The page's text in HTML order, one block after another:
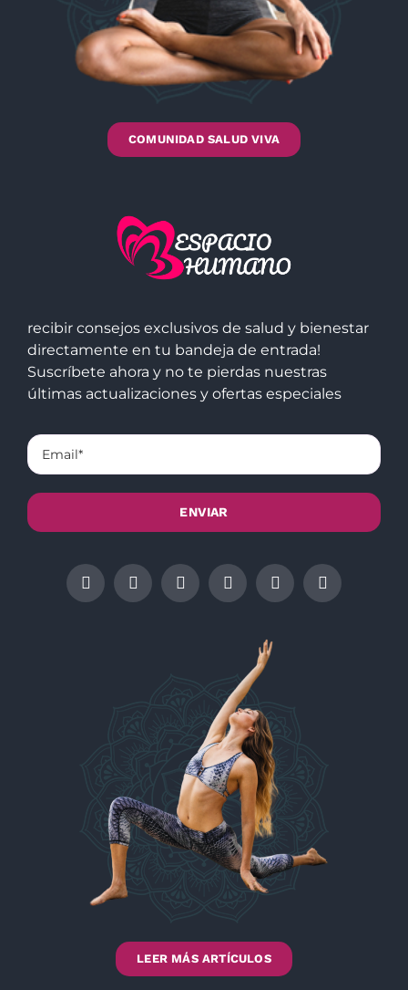
COMUNIDAD SALUD VIVA
recibir consejos exclusivos de salud y bienestar
directamente en tu bandeja de entrada!
Suscríbete ahora y no te pierdas nuestras
últimas actualizaciones y ofertas especiales
LEER MÁS ARTÍCULOS